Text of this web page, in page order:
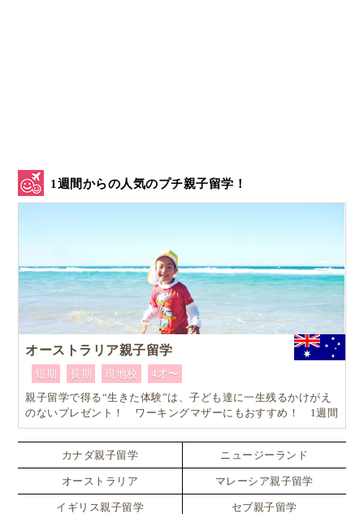
1週間からの人気のプチ親子留学！
オーストラリア親子留学
短期 長期 現地校
4才〜
親子留学で得る“生きた体験”は、子ども達に一生残るかけがえ
のないプレゼント！ ワーキングマザーにもおすすめ！ 1週間
からはじめるオーストラリア親子留学
カナダ親子留学 ニュージーランド
オーストラリア マレーシア親子留学
イギリス親子留学 セブ親子留学